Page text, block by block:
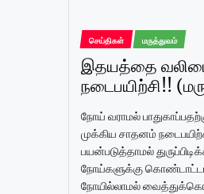
செய்திகள் மருத்துவம்
இதயத்தை
நடைபயிற்சி!!
நோய் வராமல்
முக்கிய சாதனம்
பயன்படுத்தாமல்
நோய்களுக்கு
நோயில்லாமல்